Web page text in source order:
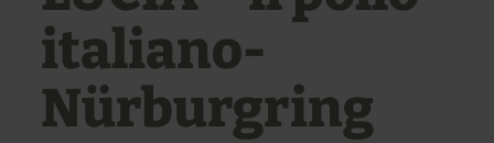
italiano-
Nürburgring